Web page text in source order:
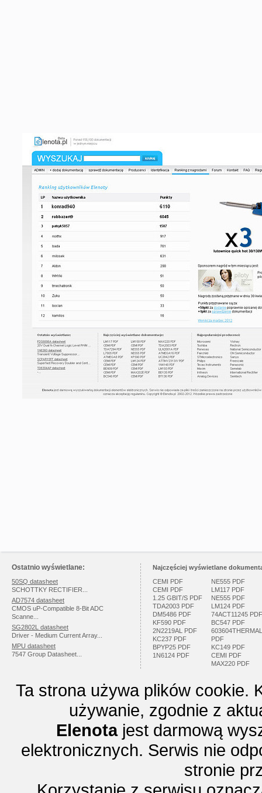
Ostatnio wyświetlane:
50SQ datasheet
SCHOTTKY RECTIFIER...
AD7574 datasheet
CMOS uP-Compatible 8-Bit ADC
Scanne...
SG2802L datasheet
Driver - Medium Current Array...
MPU datasheet
7547 Group Datasheet...
Najczęściej wyświetlane
CEMI PDF
CEMI PDF
1.25 GBIT/S PDF
TDA2003 PDF
DM5486 PDF
KF590 PDF
2N2219AL PDF
KC237 PDF
BPYP25 PDF
1N6124 PDF
NE555 PDF
LM117 PDF
NE555 PDF
LM124 PDF
74ACT11245 PDF
BC547 PDF
603604THERMAL
PDF
KC149 PDF
CEMI PDF
MAX220 PDF
Ta strona używa plików cookie.
używanie, zgodnie z
Elenotajest darmową
elektronicznych. Serwis nie
stronie